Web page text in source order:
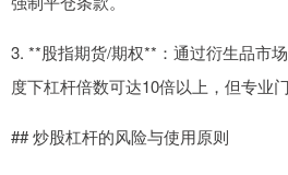
3. **股指期货/期权**：通过衍生品市
度下杠杆倍数可达10倍以上，但专业门
## 炒股杠杆的风险与使用原则